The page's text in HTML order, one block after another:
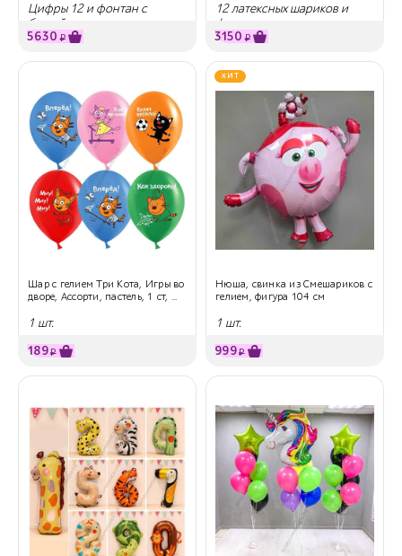
Цифры 12 и фонтан с
бутсей
5630 ₽
12 латексных шариков и
фигура
3150 ₽
Шар с гелием Три Кота, Игры во
дворе, Ассорти, пастель, 1 ст, ...
1 шт.
189₽
ХИТ
Нюша, свинка из Смешариков с
гелием, фигура 104 см
1 шт.
999₽